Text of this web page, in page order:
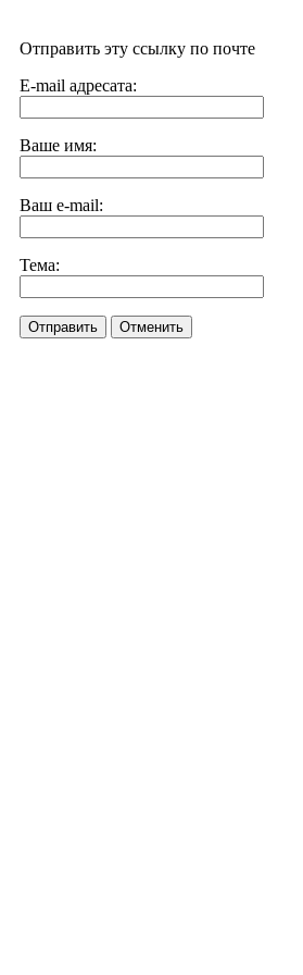
Отправить эту ссылку по почте
E-mail адресата:
Ваше имя:
Ваш e-mail:
Тема:
Отправить Отменить